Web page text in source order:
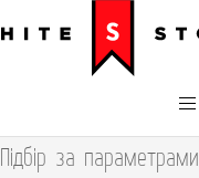
Підбір за параметрами